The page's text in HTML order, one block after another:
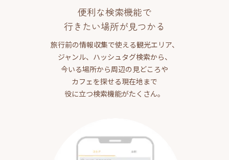
便利な検索機能で
行きたい場所が見つかる
旅行前の情報収集で使える観光エリア、
ジャンル、ハッシュタグ検索から、
今いる場所から周辺の見どころや
カフェを探せる現在地まで
役に立つ検索機能がたくさん。